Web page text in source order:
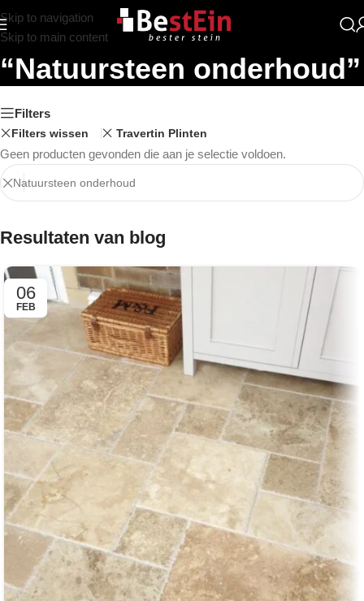
Skip to navigation
Skip to main content
Zoekresultaten:
“Natuursteen onderhoud”
Filters
Filters wissen Travertin Plinten
Geen producten gevonden die aan je selectie voldoen.
Resultaten van blog
06
FEB